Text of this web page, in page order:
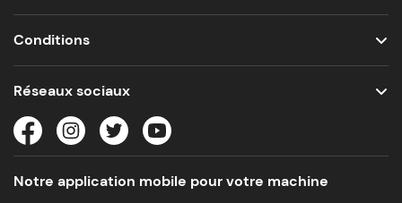
Conditions
Réseaux sociaux
Notre application mobile pour votre machine